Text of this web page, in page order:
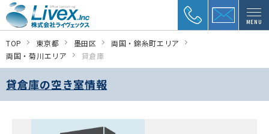
MENU
TOP 東京都 墨田区
両国・錦糸町エリア
両国・菊川エリア
貸倉庫
貸倉庫の空き室情報